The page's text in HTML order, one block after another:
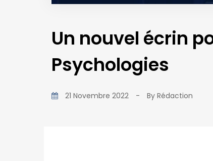
Un nouvel écrin
Psychologies
21 Novembre 2022 - By Rédaction